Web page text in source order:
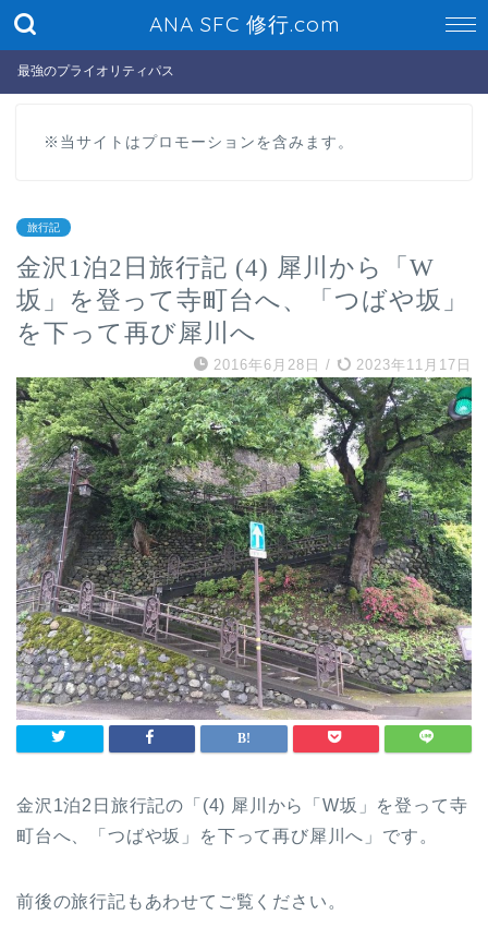
ANA SFC 修行.com
最強のプライオリティパス
※当サイトはプロモーションを含みます。
旅行記
金沢1泊2日旅行記 (4) 犀川から「W
坂」を登って寺町台へ、「つばや坂」
を下って再び犀川へ
2016年6月28日 / 2023年11月17日
金沢1泊2日旅行記の「(4) 犀川から「W坂」を登って寺
町台へ、「つばや坂」を下って再び犀川へ」です。
前後の旅行記もあわせてご覧ください。